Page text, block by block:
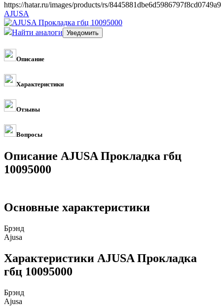
https://hatar.ru/images/products/rs/
AJUSA
Найти аналоги
Описание
Характеристики
Отзывы
Вопросы
Описание AJUSA Прокладка гбц
10095000
Основные характеристики
Брэнд
Ajusa
Характеристики AJUSA Прокладка
гбц 10095000
Брэнд
Ajusa